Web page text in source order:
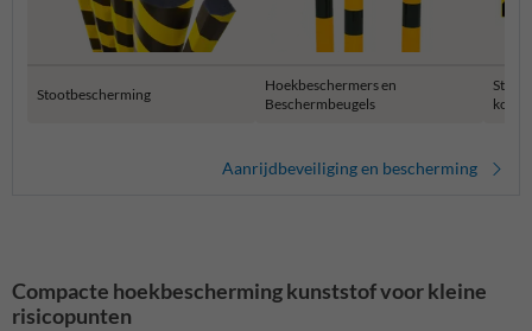
Stootbescherming
Hoekbeschermers en
Beschermbeugels
Aanrijdbeveiliging en bescherming
Compacte hoekbescherming kunststof voor kleine
risicopunten